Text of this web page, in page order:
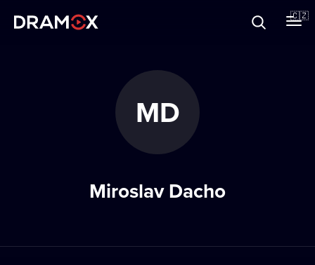
🇨🇿
MD
Miroslav Dacho